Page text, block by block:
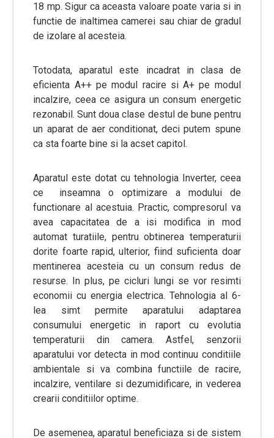
18 mp. Sigur ca aceasta valoare poate varia si in
functie de inaltimea camerei sau chiar de gradul
de izolare al acesteia.
Totodata, aparatul este incadrat in clasa de
eficienta A++ pe modul racire si A+ pe modul
incalzire, ceea ce asigura un consum energetic
rezonabil. Sunt doua clase destul de bune pentru
un aparat de aer conditionat, deci putem spune
ca sta foarte bine si la acset capitol.
Aparatul este dotat cu tehnologia Inverter, ceea
ce inseamna o optimizare a modului de
functionare al acestuia. Practic, compresorul va
avea capacitatea de a isi modifica in mod
automat turatiile, pentru obtinerea temperaturii
dorite foarte rapid, ulterior, fiind suficienta doar
mentinerea acesteia cu un consum redus de
resurse. In plus, pe cicluri lungi se vor resimti
economii cu energia electrica. Tehnologia al 6-
lea simt permite aparatului adaptarea
consumului energetic in raport cu evolutia
temperaturii din camera. Astfel, senzorii
aparatului vor detecta in mod continuu conditiile
ambientale si va combina functiile de racire,
incalzire, ventilare si dezumidificare, in vederea
crearii conditiilor optime.
De asemenea, aparatul beneficiaza si de sistem